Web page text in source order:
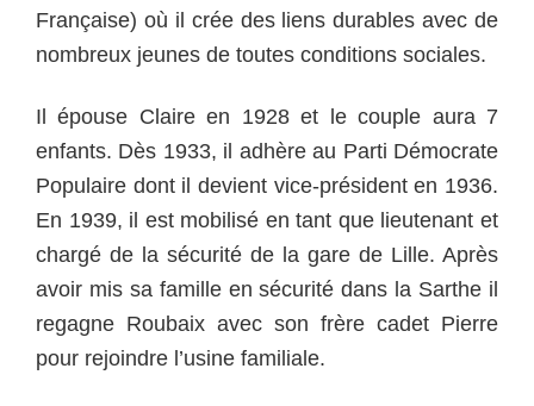
Française) où il crée des liens durables avec de
nombreux jeunes de toutes conditions sociales.
Il épouse Claire en 1928 et le couple aura 7
enfants. Dès 1933, il adhère au Parti Démocrate
Populaire dont il devient vice-président en 1936.
En 1939, il est mobilisé en tant que lieutenant et
chargé de la sécurité de la gare de Lille. Après
avoir mis sa famille en sécurité dans la Sarthe il
regagne Roubaix avec son frère cadet Pierre
pour rejoindre l’usine familiale.